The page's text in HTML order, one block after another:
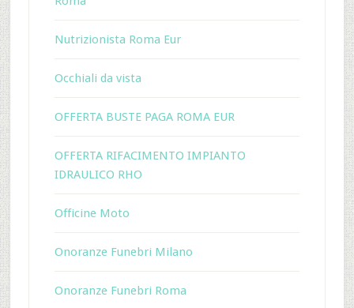
Nutrizionista Roma Eur
Occhiali da vista
OFFERTA BUSTE PAGA ROMA EUR
OFFERTA RIFACIMENTO IMPIANTO
IDRAULICO RHO
Officine Moto
Onoranze Funebri Milano
Onoranze Funebri Roma